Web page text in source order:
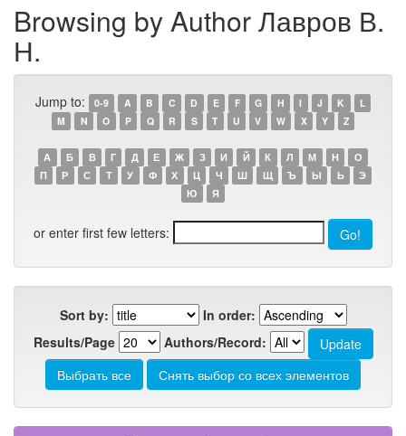
Browsing by Author Лавров В.
Н.
Jump to: 0-9 A B C D E F G H I J K
L
M
N O P Q R S T U V W X Y Z
А Б В Г Д Е Ж З И Й К Л М Н
О
П
Р С Т У Ф Х Ц Ч Ш Щ Ъ Ы Ь
Э
Ю
Я
or enter first few letters:
Sort by:
In order:
Results/Page
Authors/Record: